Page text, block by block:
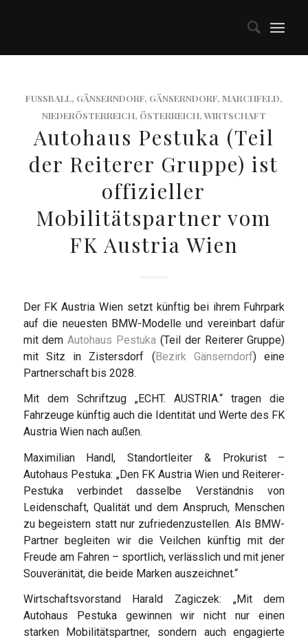
FUSSBALL, GÄNSERNDORF, GÄNSERNDORF, MARCHFELD,
NIEDERÖSTERREICH, ÖSTERREICH,WIRTSCHAFT
Autohaus Pestuka (Teil
der Reiterer Gruppe) ist
offizieller
Mobilitätspartner vom
FK Austria Wien
Der FK Austria Wien setzt künftig bei ihrem Fuhrpark
auf die neuesten BMW-Modelle und vereinbart dafür
mit demAutohaus Pestuka (Teil der Reiterer Gruppe)
mit Sitz in Zistersdorf (Bezirk Gänserndorf) eine
Partnerschaft bis 2028.
Mit dem Schriftzug „ECHT. AUSTRIA.“ tragen die
Fahrzeuge künftig auch die Identität und Werte des FK
Austria Wien nach außen.
Maximilian Handl, Standortleiter & Prokurist –
Autohaus Pestuka: „Den FK Austria Wien und Reiterer-
Pestuka verbindet dasselbe Verständnis von
Leidenschaft, Qualität und dem Anspruch, Menschen
zu begeistern statt nur zufriedenzustellen. Als BMW-
Partner begleiten wir die Veilchen künftig mit der
Freude am Fahren – sportlich, verlässlich und mit jener
Souveränität, die beide Marken auszeichnet.“
Wirtschaftsvorstand Harald Zagiczek: „Mit dem
Autohaus Pestuka gewinnen wir nicht nur einen
starken Mobilitätspartner, sondern auch engagierte